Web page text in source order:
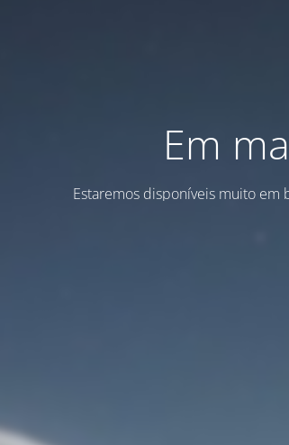
Em
Estaremos disponíveis muito em